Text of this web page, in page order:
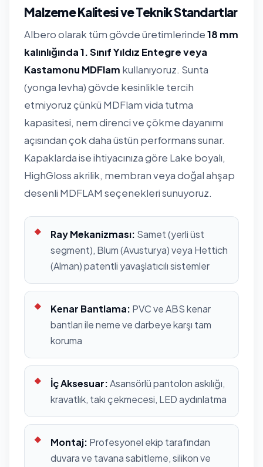
Malzeme Kalitesi ve Teknik Standartlar
Albero olarak tüm gövde üretimlerinde18 mm
kalınlığında 1. Sınıf Yıldız Entegre veya
Kastamonu MDFlam kullanıyoruz. Sunta
(yonga levha) gövde kesinlikle tercih
etmiyoruz çünkü MDFlam vida tutma
kapasitesi, nem direnci ve çökme dayanımı
açısından çok daha üstün performans sunar.
Kapaklarda ise ihtiyacınıza göre Lake boyalı,
HighGloss akrilik, membran veya doğal ahşap
desenli MDFLAM seçenekleri sunuyoruz.
Ray Mekanizması: Samet (yerli üst
segment), Blum (Avusturya) veya Hettich
(Alman) patentli yavaşlatıcılı sistemler
Kenar Bantlama: PVC ve ABS kenar
bantları ile neme ve darbeye karşı tam
koruma
İç Aksesuar:Asansörlü pantolon askılığı,
kravatlık, takı çekmecesi, LED aydınlatma
Montaj: Profesyonel ekip tarafından
duvara ve tavana sabitleme, silikon ve